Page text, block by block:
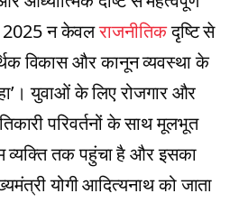
2025 न केवलराजनीतिकदृष्टि से
विकास और कानून व्यवस्था के
युवाओं के लिए रोजगार और
परिवर्तनों के साथ मूलभूत
व्यक्ति तक पहुंचा है और इसका
योगी आदित्यनाथ को जाता